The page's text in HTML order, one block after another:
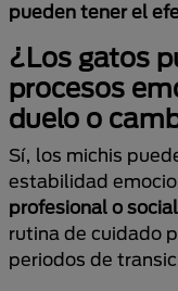
pueden tener el
¿Los gatos
procesos
duelo o
Sí, los michis
estabilidad
profesional o social
rutina de cuidado
periodos de